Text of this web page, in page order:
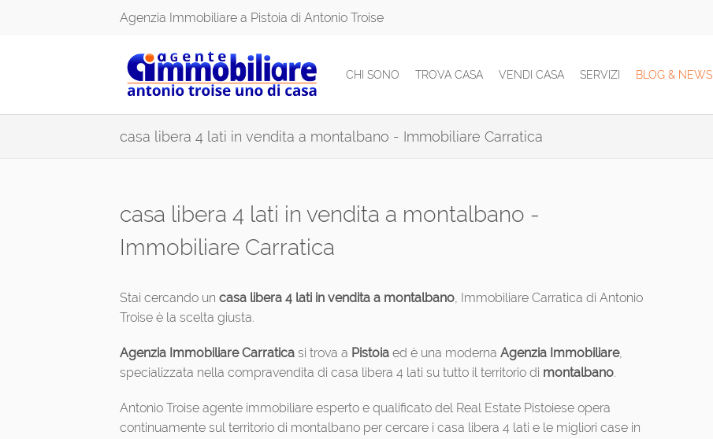
Agenzia Immobiliare a Pistoia di Antonio Troise
CHI SONO TROVA CASA VENDI CASA SERVIZI BLOG & NEWS
casa libera 4 lati in vendita a montalbano - Immobiliare Carratica
casa libera 4 lati in vendita a montalbano -
Immobiliare Carratica
Stai cercando un casa libera 4 lati in vendita a montalbano, Immobiliare Carratica di Antonio
Troise è la scelta giusta.
Agenzia Immobiliare Carratica si trova a Pistoia ed è una moderna Agenzia Immobiliare,
specializzata nella compravendita di casa libera 4 lati su tutto il territorio di montalbano.
Antonio Troise agente immobiliare esperto e qualificato del Real Estate Pistoiese opera
continuamente sul territorio di montalbano per cercare i casa libera 4 lati e le migliori case in